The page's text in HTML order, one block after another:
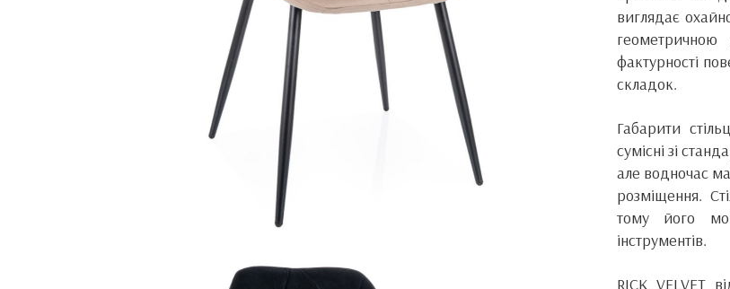
виглядає
геометричною
фактурності
складок.
Габарити
сумісні зі
але водночас
розміщення.
тому його
інструментів.
RICK VELVET